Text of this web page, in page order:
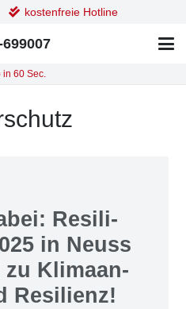
kostenfreie Hotline
in 60 Sec.
Resi­li­
in Neuss
zu Kli­ma­an­
Resi­li­enz!